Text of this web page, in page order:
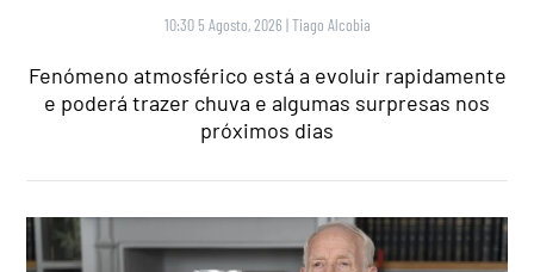
10:30 5 Agosto, 2026 |Tiago Alcobia
Fenómeno atmosférico está a evoluir rapidamente
e poderá trazer chuva e algumas surpresas nos
próximos dias